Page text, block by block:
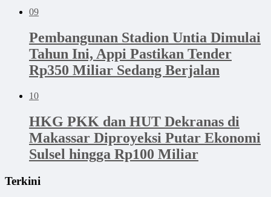
09
Pembangunan Stadion Untia Dimulai
Tahun Ini, Appi Pastikan Tender
Rp350 Miliar Sedang Berjalan
10
HKG PKK dan HUT Dekranas di
Makassar Diproyeksi Putar Ekonomi
Sulsel hingga Rp100 Miliar
Terkini